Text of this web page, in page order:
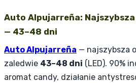
Auto Alpujarreña:
— 43–48 dni
Auto Alpujarreña — najszybsza
zaledwie 43–48 dni (LED). 90%
aromat candy, działanie